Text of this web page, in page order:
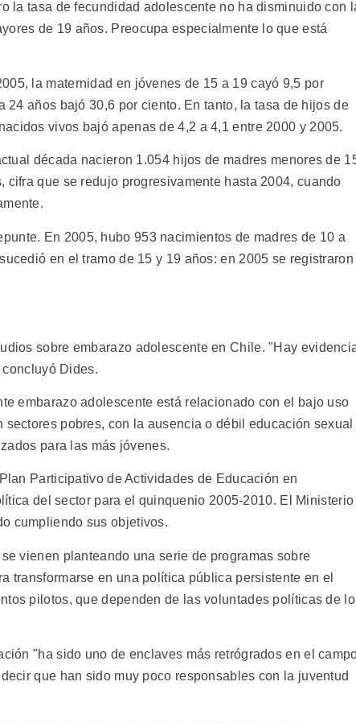
la tasa de fecundidad adolescente no ha disminuido con
de 19 años. Preocupa especialmente lo que está
la maternidad en jóvenes de 15 a 19 cayó 9,5 por
24 años bajó 30,6 por ciento. En tanto, la tasa de hijos de
vivos bajó apenas de 4,2 a 4,1 entre 2000 y 2005.
década nacieron 1.054 hijos de madres menores de
cifra que se redujo progresivamente hasta 2004, cuando
En 2005, hubo 953 nacimientos de madres de 10 a
en el tramo de 15 y 19 años: en 2005 se registraron
sobre embarazo adolescente en Chile. "Hay
Dides.
embarazo adolescente está relacionado con el bajo uso
pobres, con la ausencia o débil educación sexual
para las más jóvenes.
Participativo de Actividades de Educación en
del sector para el quinquenio 2005-2010. El Ministerio
cumpliendo sus objetivos.
vienen planteando una serie de programas sobre
transformarse en una política pública persistente en el
pilotos, que dependen de las voluntades políticas de
"ha sido uno de enclaves más retrógrados en el
que han sido muy poco responsables con la juventud